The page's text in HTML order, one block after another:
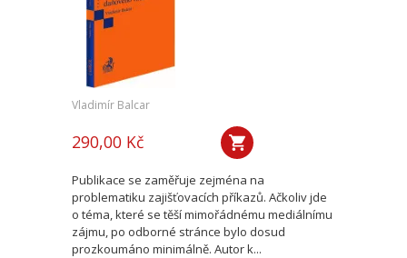
Vladimír Balcar
290,00 Kč
Publikace se zaměřuje zejména na
problematiku zajišťovacích příkazů. Ačkoliv jde
o téma, které se těší mimořádnému mediálnímu
zájmu, po odborné stránce bylo dosud
prozkoumáno minimálně. Autor k...